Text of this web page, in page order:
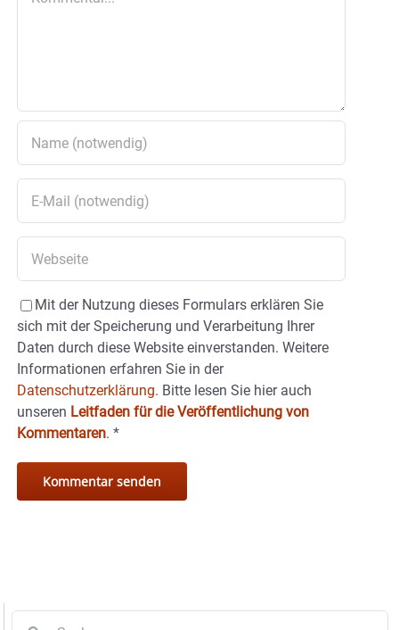
Mit der Nutzung dieses Formulars erklären Sie
sich mit der Speicherung und Verarbeitung Ihrer
Daten durch diese Website einverstanden. Weitere
Informationen erfahren Sie in der
Datenschutzerklärung. Bitte lesen Sie hier auch
unseren Leitfaden für die Veröffentlichung von
Kommentaren. *